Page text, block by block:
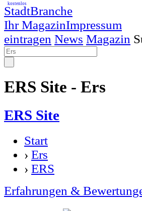
StadtBranche
Ihr MagazinImpressum
kostenlos
eintragen News Magazin
ERS Site - Ers
ERS Site
Start
› Ers
› ERS
Erfahrungen &